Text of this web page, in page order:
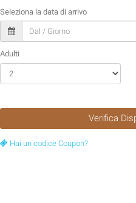
Seleziona la data di arrivo
Adulti
Verifica
Hai un codice Coupon?